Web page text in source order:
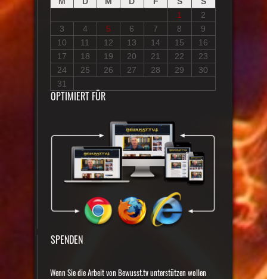
1
2
3
4 5 6 7 8
9
10
11 12 13 14 15
16
17
18 19 20 21 22
23
24
25 26 27 28 29
30
31
OPTIMIERT FÜR
SPENDEN
Wenn Sie die Arbeit von Bewusst.tv unterstützen wollen